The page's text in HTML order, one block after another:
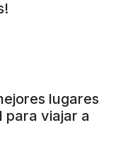
lugares
para viajar a